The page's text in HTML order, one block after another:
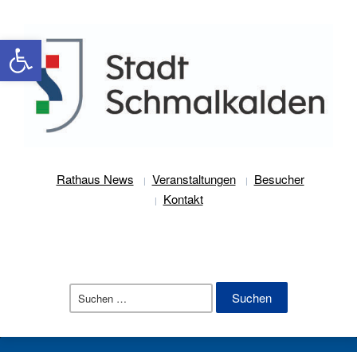
Werkzeugleiste öffnen
Rathaus News Veranstaltungen
Besucher
Kontakt
Suchen